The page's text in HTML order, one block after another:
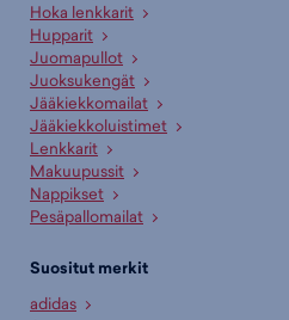
Hoka lenkkarit
Hupparit
Juomapullot
Juoksukengät
Jääkiekkomailat
Jääkiekkoluistimet
Lenkkarit
Makuupussit
Nappikset
Pesäpallomailat
Suositut merkit
adidas